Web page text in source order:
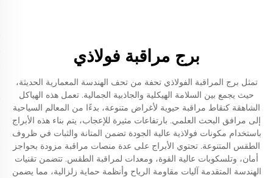
برج مراقبة فولاذي
تمثل برج المراقبة الفولاذي تحفة من تحف الهندسة المعمارية الحديثة،
حيث يجمع بين السلامة الهيكلية والجاذبية الجمالية. تعمل هذه الهياكل
الشاهقة كنقاط مراقبة حيوية لأغراض متنوعة، بدءًا من المعالم السياحية
إلى مرافق البحث العلمي. بارتفاعات مثيرة للإعجاب، يتم بناء هذه الأبراج
باستخدام مكونات فولاذية عالية الجودة تضمن المتانة والثبات في ظروف
الطقس المتنوعة. تحتوي الأبراج على عدة منصات مراقبة مزودة بحواجز
أمان، وتلسكوبات عالية القوة، ومعدات لمراقبة الطقس. تتضمن تقنيات
الهندسة المتقدمة آليات مقاومة الرياح وأنظمة حماية زلزالية، مما يضمن